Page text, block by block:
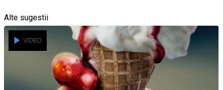
Alte sugestii
VIDEO